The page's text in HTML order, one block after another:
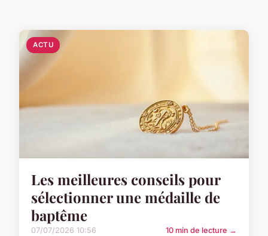
ACTU
Les meilleures conseils pour
sélectionner une médaille de
baptême
07/07/2026 10:56 10 min de lecture →